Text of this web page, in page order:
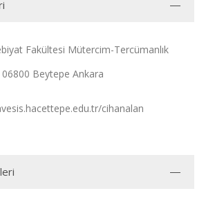
Fakültesi Mütercim-Tercümanlık
Beytepe Ankara
cihanalan